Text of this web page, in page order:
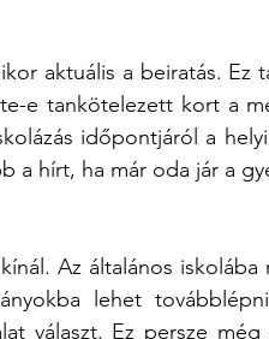
aktuális a beiratás. Ez
e tankötelezett kort a
időpontjáról a
a hírt, ha már oda jár a
Az általános iskolába
lehet
választ. Ez persze